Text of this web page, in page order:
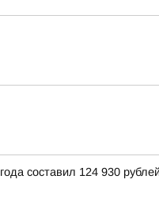
составил 124 930